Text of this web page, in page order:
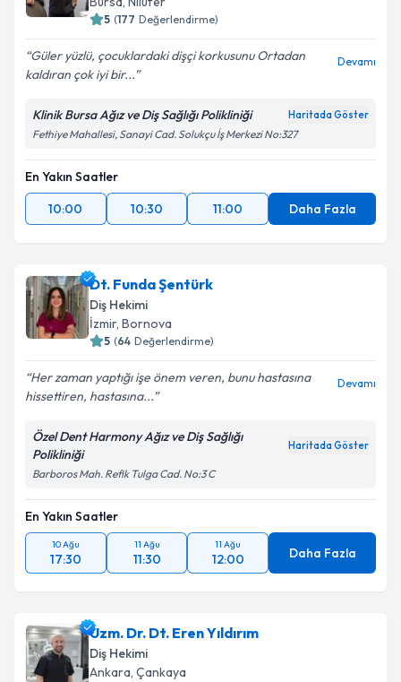
5 (177 Değerlendirme)
Güler yüzlü, çocuklardaki dişçi korkusunu Ortadan
kaldıran çok iyi bir...
Devamı
Klinik Bursa Ağız ve Diş Sağlığı Polikliniği Haritada Göster
Fethiye Mahallesi, Sanayi Cad. Solukçu İş Merkezi No:327
En Yakın Saatler
10:00
10:30 11:00 Daha Fazla
Dt. Funda Şentürk
Diş Hekimi
İzmir, Bornova
5 (64 Değerlendirme)
Her zaman yaptığı işe önem veren, bunu hastasına
hissettiren, hastasına...
Devamı
Özel Dent Harmony Ağız ve Diş Sağlığı
Polikliniği
Haritada Göster
Barboros Mah. Refik Tulga Cad. No:3 C
En Yakın Saatler
10 Ağu
17:30
11 Ağu
11:30
11 Ağu
12:00 Daha Fazla
Uzm. Dr. Dt. Eren Yıldırım
Diş Hekimi
Ankara, Çankaya